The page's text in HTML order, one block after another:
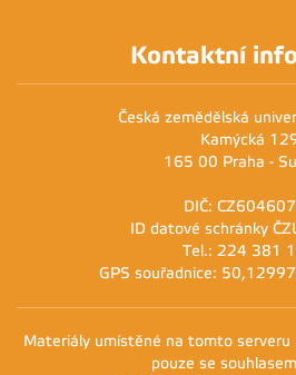
Kontaktní
Česká zemědělská
Kamýcká
165 00 Praha -
DIČ:
ID datové schránky
Tel.: 224 381
GPS souřadnice:
Materiály umístěné na tomto serveru
pouze se